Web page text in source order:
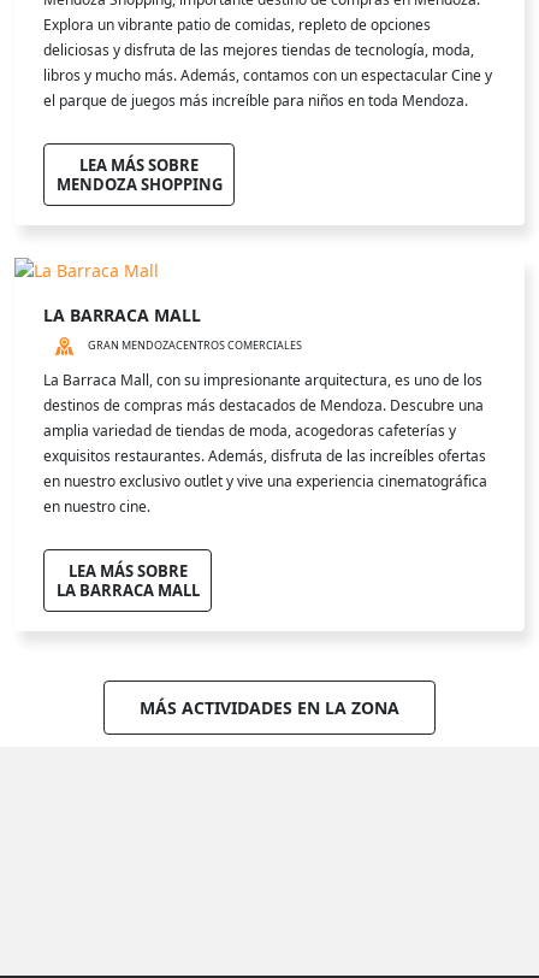
Explora un vibrante patio de comidas, repleto de opciones
deliciosas y disfruta de las mejores tiendas de tecnología, moda,
libros y mucho más. Además, contamos con un espectacular Cine y
el parque de juegos más increíble para niños en toda Mendoza.
LEA MÁS SOBRE
MENDOZA SHOPPING
LA BARRACA MALL
GRAN MENDOZACENTROS COMERCIALES
La Barraca Mall, con su impresionante arquitectura, es uno de los
destinos de compras más destacados de Mendoza. Descubre una
amplia variedad de tiendas de moda, acogedoras cafeterías y
exquisitos restaurantes. Además, disfruta de las increíbles ofertas
en nuestro exclusivo outlet y vive una experiencia cinematográfica
en nuestro cine.
LEA MÁS SOBRE
LA BARRACA MALL
MÁS ACTIVIDADES EN LA ZONA